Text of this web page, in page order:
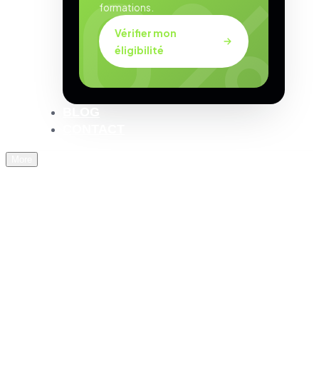
formations.
Vérifier mon
éligibilité